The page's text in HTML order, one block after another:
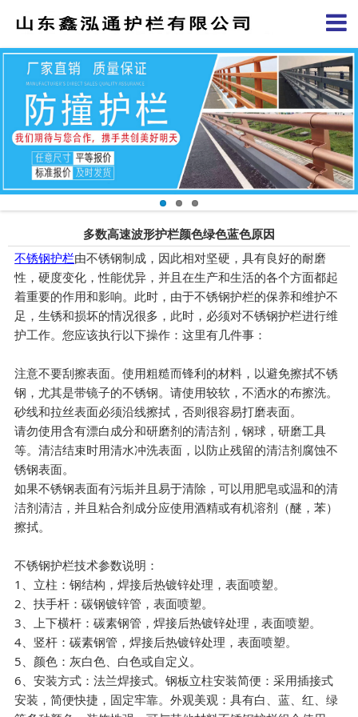
多数高速波形护栏颜色绿色蓝色原因
不锈钢护栏由不锈钢制成，因此相对坚硬，具有良好的耐磨
性，硬度变化，性能优异，并且在生产和生活的各个方面都起
着重要的作用和影响。此时，由于不锈钢护栏的保养和维护不
足，生锈和损坏的情况很多，此时，必须对不锈钢护栏进行维
护工作。您应该执行以下操作：这里有几件事：
注意不要刮擦表面。使用粗糙而锋利的材料，以避免擦拭不锈
钢，尤其是带镜子的不锈钢。请使用较软，不洒水的布擦洗。
砂线和拉丝表面必须沿线擦拭，否则很容易打磨表面。
请勿使用含有漂白成分和研磨剂的清洁剂，钢球，研磨工具
等。清洁结束时用清水冲洗表面，以防止残留的清洁剂腐蚀不
锈钢表面。
如果不锈钢表面有污垢并且易于清除，可以用肥皂或温和的清
洁剂清洁，并且粘合剂成分应使用酒精或有机溶剂（醚，苯）
擦拭。
不锈钢护栏技术参数说明：
1、立柱：钢结构，焊接后热镀锌处理，表面喷塑。
2、扶手杆：碳钢镀锌管，表面喷塑。
3、上下横杆：碳素钢管，焊接后热镀锌处理，表面喷塑。
4、竖杆：碳素钢管，焊接后热镀锌处理，表面喷塑。
5、颜色：灰白色、白色或自定义。
6、安装方式：法兰焊接式。钢板立柱安装简便：采用插接式
安装，简便快捷，固定牢靠。外观美观：具有白、蓝、红、绿